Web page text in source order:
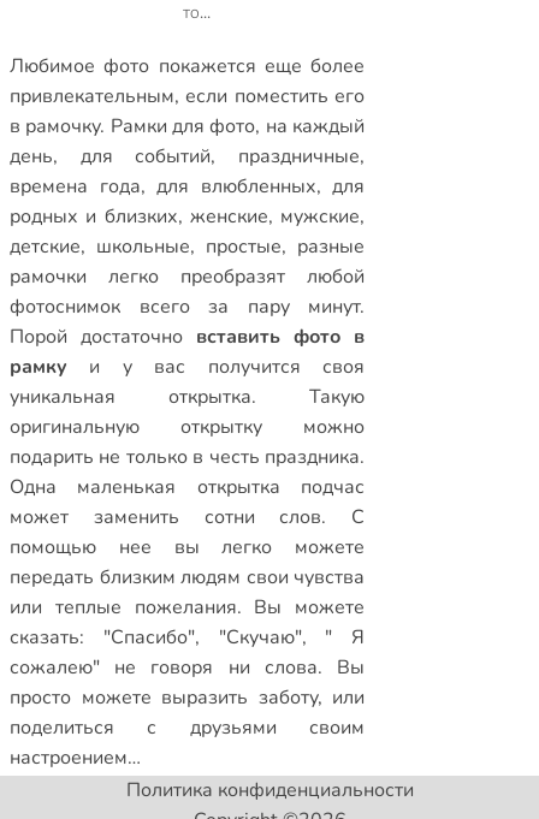
то...
Любимое фото покажется еще более
привлекательным, если поместить его
в рамочку. Рамки для фото, на каждый
день, для событий, праздничные,
времена года,для влюбленных,для
родных и близких, женские, мужские,
детские, школьные, простые, разные
рамочки легко преобразят любой
фотоснимок всего за пару минут.
Порой достаточно вставить фото в
рамку и у вас получится своя
уникальная открытка. Такую
оригинальную открытку можно
подарить не только в честь праздника.
Одна маленькая открытка подчас
может заменить сотни слов. С
помощью нее вы легко можете
передать близким людям свои чувства
или теплые пожелания. Вы можете
сказать: "Спасибо", "Скучаю", " Я
сожалею" не говоря ни слова. Вы
просто можете выразить заботу, или
поделиться с друзьями своим
настроением…
Политика конфиденциальности